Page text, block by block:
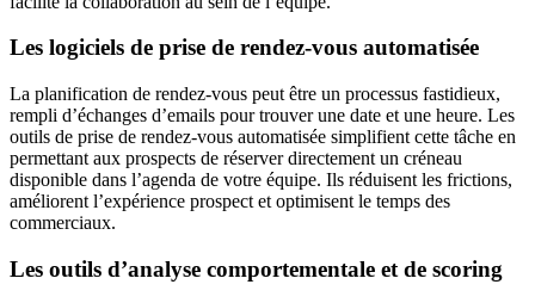
Les logiciels de prise de rendez-vous automatisée
La planification de rendez-vous peut être un processus fastidieux,
rempli d’échanges d’emails pour trouver une date et une heure. Les
outils de prise de rendez-vous automatisée simplifient cette tâche en
permettant aux prospects de réserver directement un créneau
disponible dans l’agenda de votre équipe. Ils réduisent les frictions,
améliorent l’expérience prospect et optimisent le temps des
commerciaux.
Les outils d’analyse comportementale et de scoring